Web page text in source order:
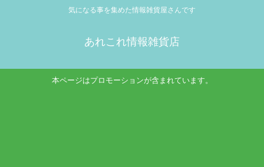
気になる事を集めた情報雑貨屋さんです
あれこれ情報雑貨店
本ページはプロモーションが含まれています。